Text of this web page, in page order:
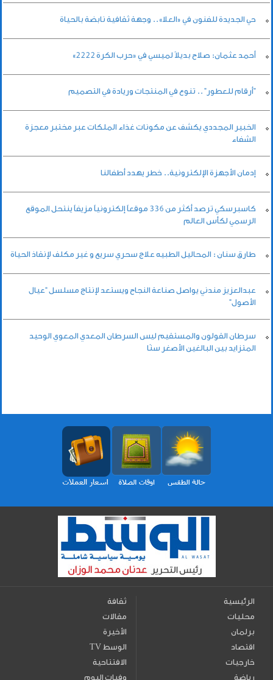
حي الجديدة للفنون في «العلا».. وجهة ثقافية نابضة بالحياة
أحمد عثمان: صلاح بديلاً لميسي في «حرب الكرة 2222»
"أرقام للعطور" .. تنوع في المنتجات وريادة في التصميم
الخبير المجددي يكشف عن مكونات غذاء الملكات عبر مختبر معجزة
الشفاء
إدمان الأجهزة الإلكترونية.. خطر يهدد أطفالنا
كاسبرسكي ترصد أكثر من 336 موقعاً إلكترونياً مزيفاً ينتحل الموقع
الرسمي لكأس العالم
طارق سنان : المحاليل الطبيه علاج سحري سريع و غير مكلف لإنقاذ الحياة
عبدالعزيز مندني يواصل صناعة النجاح ويستعد لإنتاج مسلسل “عيال
الأصول”
سرطان القولون والمستقيم ليس السرطان المعدي المعوي الوحيد
المتزايد بين البالغين الأصغر سنًا
الرئيسية
محليات
برلمان
اقتصاد
خارجيات
رياضة
ثقافة
مقالات
الأخيرة
TV الوسط
الافتتاحية
وفيات اليوم